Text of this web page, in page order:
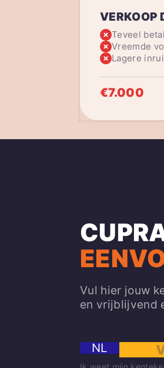
VERKOOP
Teveel
Vreemde
Lagere
€7.000
Vul hier jouw
en vrijblijvend
NL